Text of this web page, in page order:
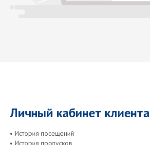
Личный кабинет клиента
• История посещений
• История пропусков